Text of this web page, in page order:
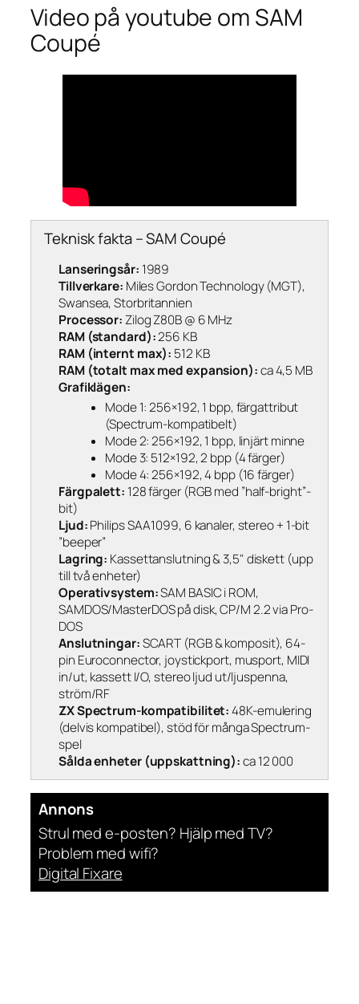
Video på youtube om SAM
Coupé
Teknisk fakta – SAM Coupé
Lanseringsår: 1989
Tillverkare: Miles Gordon Technology (MGT),
Swansea, Storbritannien
Processor:Zilog Z80B @ 6 MHz
RAM (standard):256 KB
RAM (internt max): 512 KB
RAM (totalt max med expansion):ca 4,5 MB
Grafiklägen:
Mode 1: 256×192, 1 bpp, färgattribut
(Spectrum-kompatibelt)
Mode 2: 256×192, 1 bpp, linjärt minne
Mode 3: 512×192, 2 bpp (4 färger)
Mode 4: 256×192, 4 bpp (16 färger)
Färgpalett: 128 färger (RGB med ”half-bright”-
bit)
Ljud:Philips SAA1099, 6 kanaler, stereo + 1-bit
”beeper”
Lagring: Kassettanslutning & 3,5" diskett (upp
till två enheter)
Operativsystem:SAM BASIC i ROM,
SAMDOS/MasterDOS på disk, CP/M 2.2 via Pro-
DOS
Anslutningar:SCART (RGB & komposit), 64-
pin Euroconnector, joystickport, musport, MIDI
in/ut, kassett I/O, stereo ljud ut/ljuspenna,
ström/RF
ZX Spectrum-kompatibilitet:48K-emulering
(delvis kompatibel), stöd för många Spectrum-
spel
Sålda enheter (uppskattning):ca 12 000
Annons
Strul med e-posten? Hjälp med TV?
Problem med wifi?
Digital Fixare